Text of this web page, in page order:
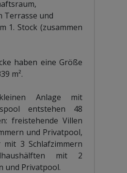
Terrasse und
1. Stock (zusammen
haben eine Größe
m².
Anlage mit
entstehen 48
freistehende Villen
und Privatpool,
mit 3 Schlafzimmern
mit 2
und Privatpool.